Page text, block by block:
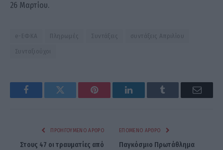
26 Μαρτίου.
e-ΕΦΚΑ Πληρωμές Συντάξεις συντάξεις Απριλίου
Συνταξιούχοι
FacebookTwitter Pinterest LinkedInTumblr Email
ΠΡΟΗΓΟΎΜΕΝΟ ΆΡΘΡΟ
Στους 47 οι τραυματίες από
ΕΠΌΜΕΝΟ ΆΡΘΡΟ
Παγκόσμιο Πρωτάθλημα